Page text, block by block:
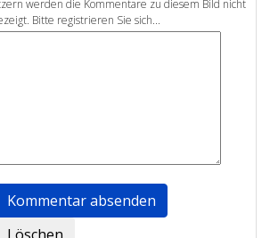
werden die Kommentare zu diesem Bild nicht
Bitte registrieren Sie sich...